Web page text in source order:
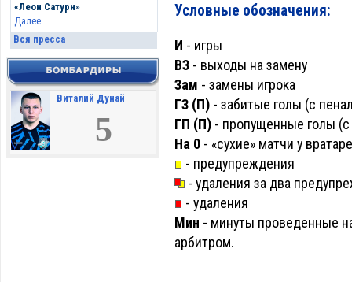
«Леон Сатурн»
Далее
Вся пресса
Виталий Дунай
5
Условные обозначения:
И - игры
ВЗ - выходы на замену
Зам - замены игрока
ГЗ (П) - забитые голы (с
ГП (П) - пропущенные голы (с
На 0 - «сухие» матчи у
- предупреждения
- удаления за два
- удаления
Мин - минуты проведенные
арбитром.